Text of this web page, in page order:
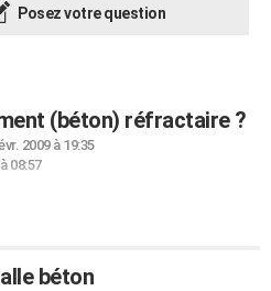
Posez votre question
(béton) réfractaire ?
2009 à 19:35
08:57
béton